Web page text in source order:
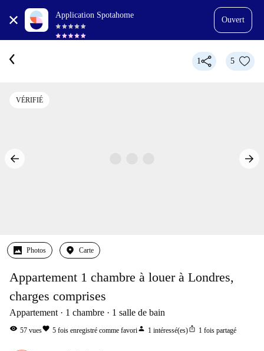
Application Spotahome
Ouvert
1 5
VÉRIFIÉ
Photos Carte
Appartement 1 chambre à louer à Londres,
charges comprises
Appartement 1 chambre 1 salle de bain
visibility 57 vuesfavorite 5 fois enregistré comme favoriperson 1 intéressé(es)ios_share 1 fois partagé